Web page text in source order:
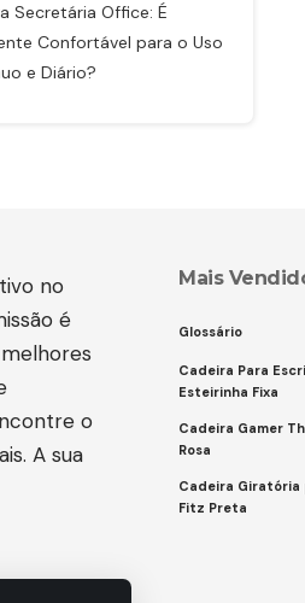
Secretária Office: É
Confortável para o Uso
e Diário?
no
é
o
A sua
Mais
Glossário
Cadeira Para
Esteirinha Fixa
Cadeira Gamer
Rosa
Cadeira
Fitz Preta